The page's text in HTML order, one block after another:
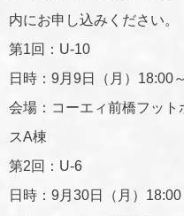
内にお申し込みください。
第1回：U-10
日時：9月9日（月）18:00
会場：コーエィ前橋フット
スA棟
第2回：U-6
日時：9月30日（月）